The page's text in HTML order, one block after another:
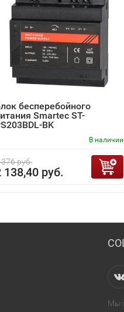
бесперебойного
Smartec ST-
BK
В наличии
руб.
138,40 руб.
Мы